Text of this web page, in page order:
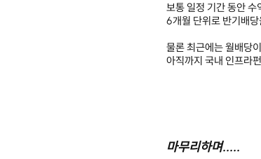
보통 일정 기간 동안
6개월 단위로 반기배
물론 최근에는 월배당
아직까지 국내 인프라
마무리하며.....